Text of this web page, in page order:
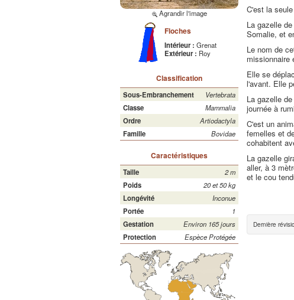
Agrandir l'image
Floches
Intérieur : Grenat
Extérieur : Roy
Classification
Sous-Embranchement
Vertebrata
Classe
Mammalia
Ordre
Artiodactyla
Famille
Bovidae
Caractéristiques
Taille
2 m
Poids
20 et 50 kg
Longévité
Inconue
Portée
1
Gestation
Environ 165 jours
Protection
Espèce Protégée
C'est la
La gazelle
Somalie, et
Le nom de
missionnaire
Elle se
l'avant. Elle
La gazelle
journée à
C'est un
femelles et
cohabitent
La gazelle
aller, à 3
et le cou
Dernière